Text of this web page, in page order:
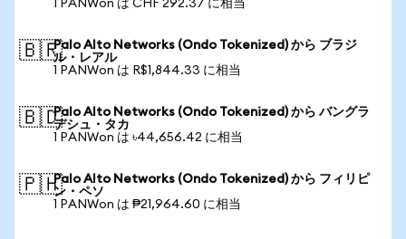
1 PANWon は CHF 292.37 に相当
🇧🇷Palo Alto Networks (Ondo Tokenized) から ブラジ
ル・レアル
1 PANWon は R$1,844.33 に相当
🇧🇩Palo Alto Networks (Ondo Tokenized) から バングラ
デシュ・タカ
1 PANWon は ৳44,656.42 に相当
🇵🇭Palo Alto Networks (Ondo Tokenized) から フィリピ
ン・ペソ
1 PANWon は ₱21,964.60 に相当